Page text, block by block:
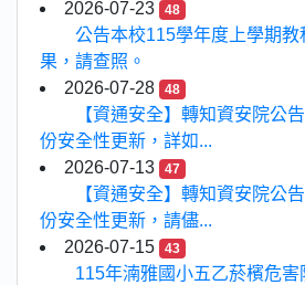
2026-07-23
48
公告本校115學年度上學期
果，請查照。
2026-07-28
48
【資通安全】轉知資安院公
份安全性更新，詳如...
2026-07-13
47
【資通安全】轉知資安院公
份安全性更新，請儘...
2026-07-15
43
115年湳雅國小五乙菸檳危害